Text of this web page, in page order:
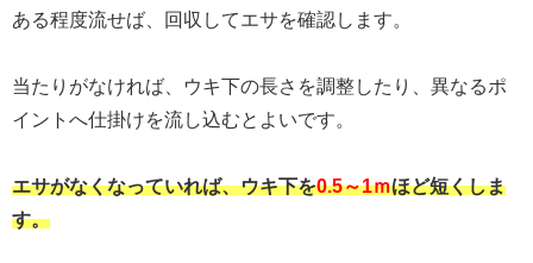
ある程度流せば、回収してエサを確認します。
当たりがなければ、ウキ下の長さを調整したり、異なるポ
イントへ仕掛けを流し込むとよいです。
エサがなくなっていれば、ウキ下を0.5～1ｍほど短くしま
す。